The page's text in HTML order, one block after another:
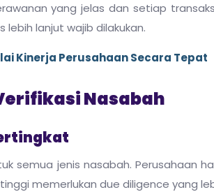
yang jelas dan setiap
lebih lanjut wajib dilakukan.
Kinerja Perusahaan Secara Tepat
Nasabah
semua jenis nasabah. Perusahaan
memerlukan due diligence yang